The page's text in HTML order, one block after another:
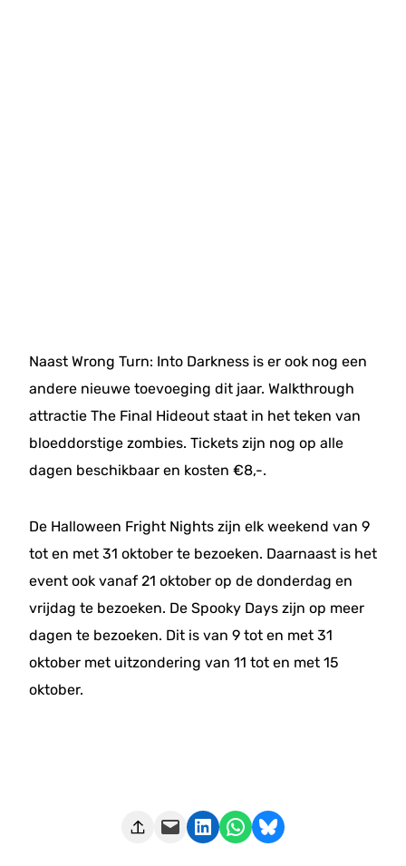
Naast Wrong Turn: Into Darkness is er ook nog een
andere nieuwe toevoeging dit jaar. Walkthrough
attractie The Final Hideout staat in het teken van
bloeddorstige zombies. Tickets zijn nog op alle
dagen beschikbaar en kosten €8,-.
De Halloween Fright Nights zijn elk weekend van 9
tot en met 31 oktober te bezoeken. Daarnaast is het
event ook vanaf 21 oktober op de donderdag en
vrijdag te bezoeken. De Spooky Days zijn op meer
dagen te bezoeken. Dit is van 9 tot en met 31
oktober met uitzondering van 11 tot en met 15
oktober.
Deze pagina e-mailen Delen op LinkedIn Delen via WhatsApp Share on Bluesky